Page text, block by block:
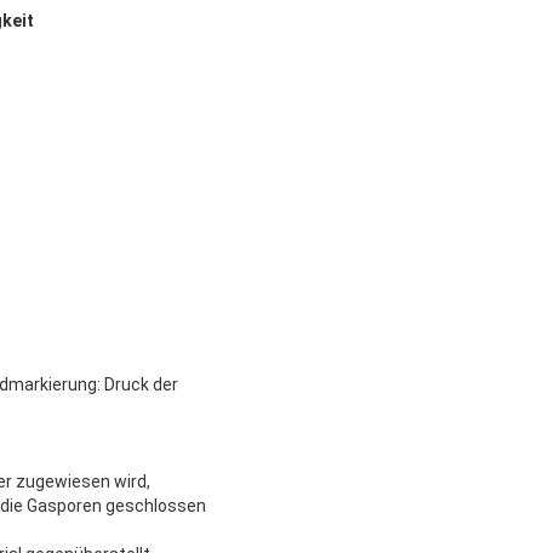
Druck der
zugewiesen wird,
Gasporen geschlossen